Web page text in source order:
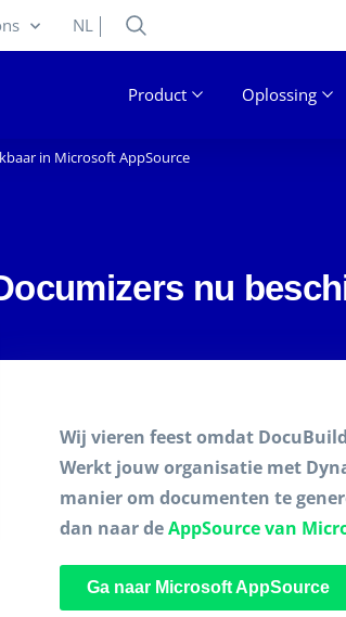
NL
Product Oplossing
in Microsoft AppSource
nu
Wij vieren feest omdat
Werkt jouw organisatie met
manier om documenten te
dan naar deAppSource van
Ga naar Microsoft AppSource